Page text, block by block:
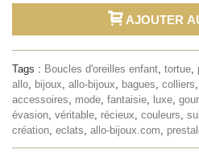
AJOUTER
Tags : Boucles d'oreilles enfant tortue
allo bijoux allo-bijoux bagues colliers
accessoires
mode fantaisie luxe
évasion véritable récieux couleurs
création eclats allo-bijoux.com